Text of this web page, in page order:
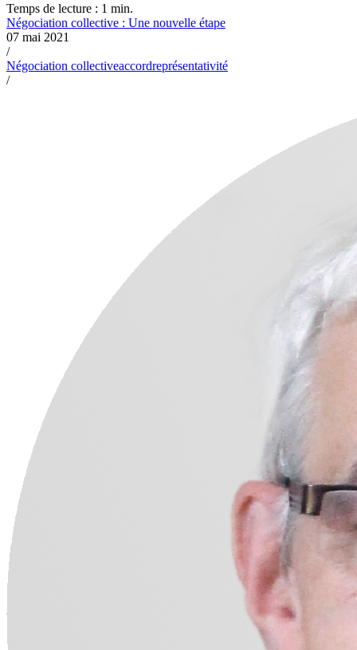
Temps de lecture : 1 min.
Négociation collective : Une nouvelle étape
07 mai 2021
/
Négociation collectiveaccordreprésentativité
/